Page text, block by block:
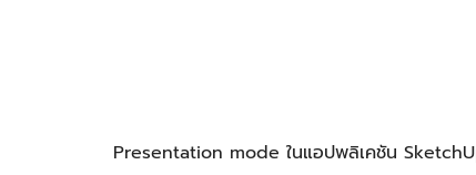
Presentation mode ในแอปพลิเคชัน